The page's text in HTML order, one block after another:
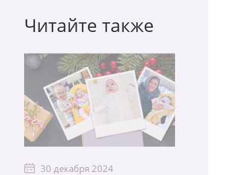
Читайте также
30 декабря 2024